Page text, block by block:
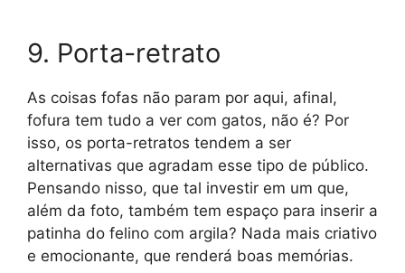
9. Porta-retrato
As coisas fofas não param por aqui, afinal,
fofura tem tudo a ver com gatos, não é? Por
isso, os porta-retratos tendem a ser
alternativas que agradam esse tipo de público.
Pensando nisso, que tal investir em um que,
além da foto, também tem espaço para inserir a
patinha do felino com argila? Nada mais criativo
e emocionante, que renderá boas memórias.